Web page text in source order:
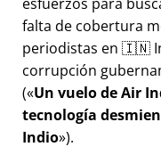
falta de cobertura
periodistas en 🇮🇳
corrupción
( Un vuelo de Air
tecnología
Indio ).